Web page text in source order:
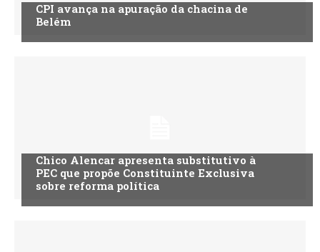
CPI avança na apuração da chacina de
Belém
Chico Alencar apresenta substitutivo à
PEC que propõe Constituinte Exclusiva
sobre reforma política